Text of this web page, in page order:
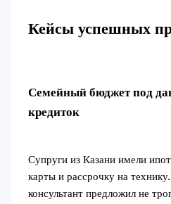
Кейсы успешных
Семейный бюджет под
кредиток
Супруги из Казани имели
карты и рассрочку на
консультант предложил не